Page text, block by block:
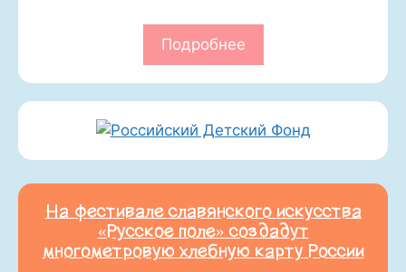
Подробнее
На фестивале славянского искусства
«Русское поле» создадут
многометровую хлебную карту России